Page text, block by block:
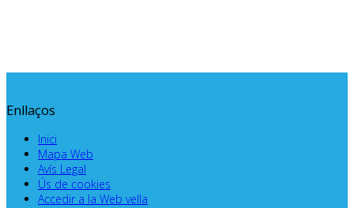
Enllaços
Inici
Mapa Web
Avís Legal
Ús de cookies
Accedir a la Web vella